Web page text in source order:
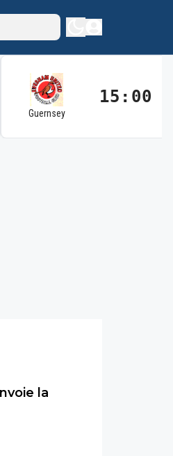
Guernsey
15:00
la